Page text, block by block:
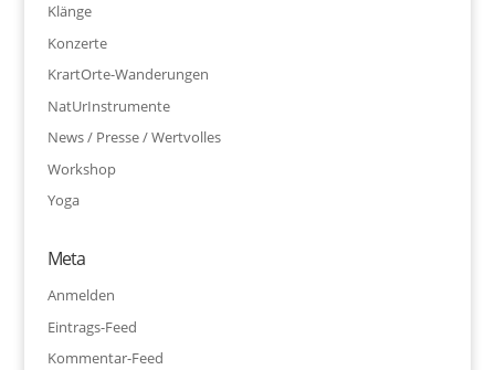
Klänge
Konzerte
KrartOrte-Wanderungen
NatUrInstrumente
News / Presse / Wertvolles
Workshop
Yoga
Meta
Anmelden
Eintrags-Feed
Kommentar-Feed